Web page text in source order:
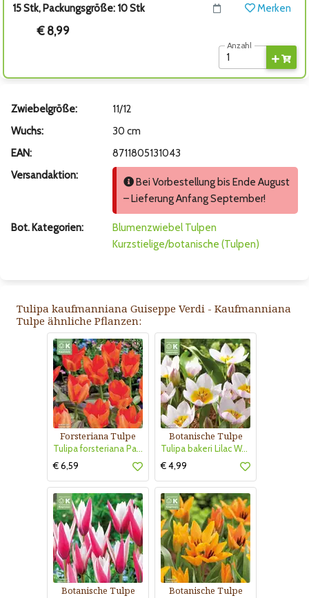
15 Stk, Packungsgröße: 10 Stk Merken
€ 8,99
Anzahl
Zwiebelgröße:
11/12
Wuchs:
30 cm
EAN:
8711805131043
Versandaktion:
Bei Vorbestellung bis Ende August
– Lieferung Anfang September!
Bot. Kategorien: Blumenzwiebel Tulpen
Kurzstielige/botanische (Tulpen)
Tulipa kaufmanniana Guiseppe Verdi - Kaufmanniana
Tulpe ähnliche Pflanzen:
Forsteriana Tulpe
Tulipa forsteriana Park Dreamway
€ 6,59
Botanische Tulpe
Tulipa bakeri Lilac Wonder
€ 4,99
Botanische Tulpe Botanische Tulpe